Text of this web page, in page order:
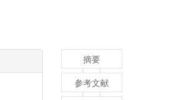
摘要
参考文献